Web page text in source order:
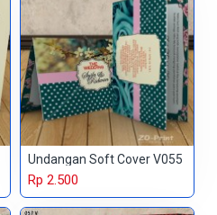
Undangan Soft Cover V055
Rp 2.500